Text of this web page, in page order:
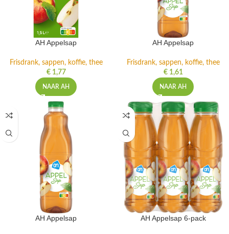
AH Appelsap
Frisdrank, sappen, koffie, thee
€1,77
NAAR AH
AH Appelsap
Frisdrank, sappen, koffie, thee
€1,61
NAAR AH
AH Appelsap AH Appelsap 6-pack